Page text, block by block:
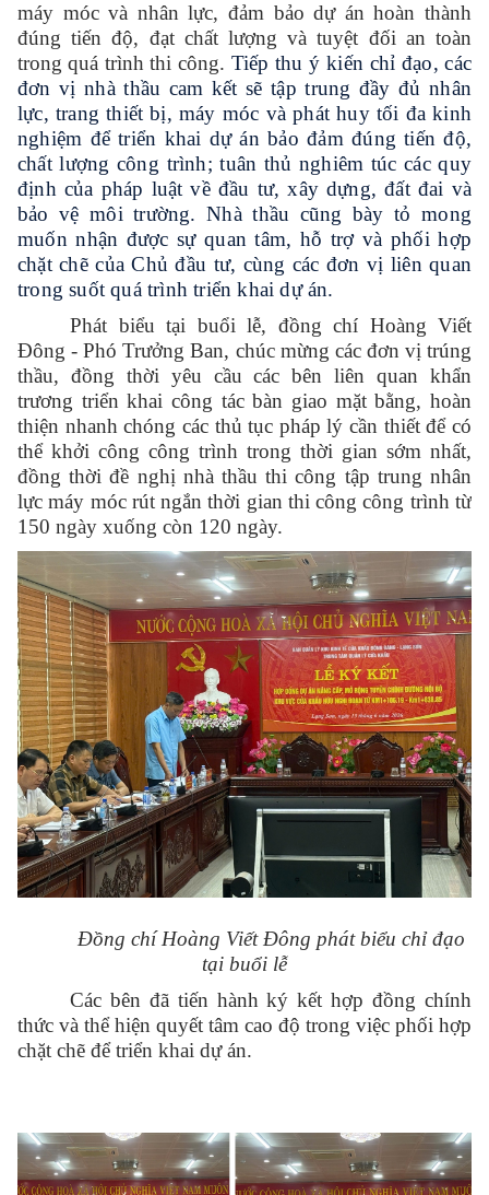
máy móc và nhân lực, đảm bảo dự án hoàn thành
đúng tiến độ, đạt chất lượng và tuyệt đối an toàn
trong quá trình thi công. Tiếp thu ý kiến chỉ đạo, các
đơn vị nhà thầu cam kết sẽ tập trung đầy đủ nhân
lực, trang thiết bị, máy móc và phát huy tối đa kinh
nghiệm để triển khai dự án bảo đảm đúng tiến độ,
chất lượng công trình; tuân thủ nghiêm túc các quy
định của pháp luật về đầu tư, xây dựng, đất đai và
bảo vệ môi trường. Nhà thầu cũng bày tỏ mong
muốn nhận được sự quan tâm, hỗ trợ và phối hợp
chặt chẽ của Chủ đầu tư, cùng các đơn vị liên quan
trong suốt quá trình triển khai dự án.
Phát biểu tại buổi lễ, đồng chí Hoàng Viết
Đông - Phó Trưởng Ban, chúc mừng các đơn vị trúng
thầu, đồng thời yêu cầu các bên liên quan khẩn
trương triển khai công tác bàn giao mặt bằng, hoàn
thiện nhanh chóng các thủ tục pháp lý cần thiết để có
thể khởi công công trình trong thời gian sớm nhất,
đồng thời đề nghị nhà thầu thi công tập trung nhân
lực máy móc rút ngắn thời gian thi công công trình từ
150 ngày xuống còn 120 ngày.
Đồng chí Hoàng Viết Đông phát biểu chỉ đạo
tại buổi lễ
Các bên đã tiến hành ký kết hợp đồng chính
thức và thể hiện quyết tâm cao độ trong việc phối hợp
chặt chẽ để triển khai dự án.